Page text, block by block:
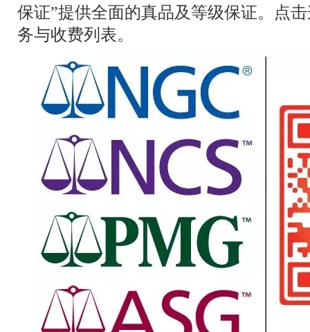
保证”提供全面的真品及等级保证。点
务与收费列表。